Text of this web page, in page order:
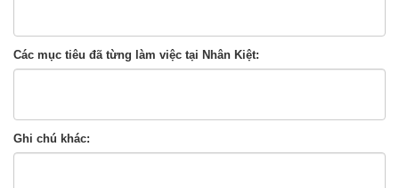
Các mục tiêu đã từng làm việc tại Nhân Kiệt:
Ghi chú khác: